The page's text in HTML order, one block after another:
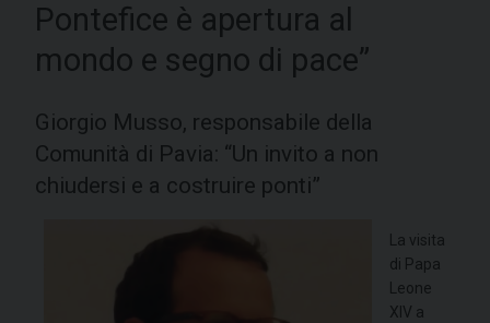
Pontefice è apertura al
mondo e segno di pace”
Giorgio Musso, responsabile della
Comunità di Pavia: “Un invito a non
chiudersi e a costruire ponti”
La visita
di Papa
Leone
XIV a